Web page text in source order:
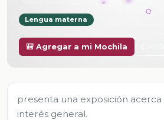
Lengua materna
🎒 Agregar a mi Mochila
presenta una exposición
interés general.